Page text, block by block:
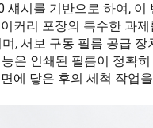
시를 기반으로 하여,
커리 포장의 특수한 과
, 서보 구동 필름 공급
은 인쇄된 필름이 정확
에 닿은 후의 세척 작업